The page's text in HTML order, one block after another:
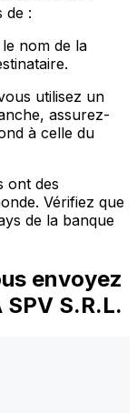
de :
nom de la
utilisez un
assurez-
à celle du
ont des
Vérifiez que
de la banque
envoyez
SPV S.R.L.